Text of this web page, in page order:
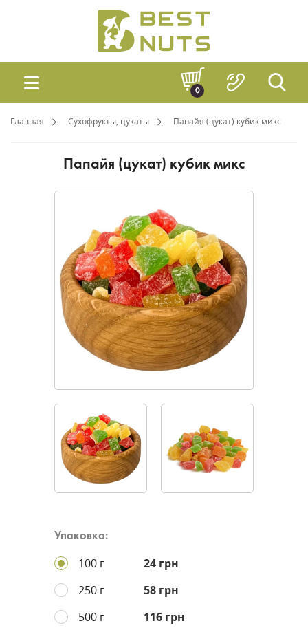
0
Главная Сухофрукты, цукаты Папайя (цукат) кубик микс
Папайя (цукат) кубик микс
Упаковка:
100 г
24 грн
250 г
58 грн
500 г
116 грн